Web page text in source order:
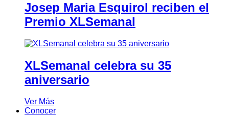
Josep Maria Esquirol reciben el
Premio XLSemanal
XLSemanal celebra su 35
aniversario
Ver Más
Conocer